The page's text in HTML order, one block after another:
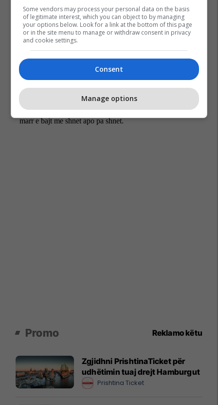
Promo Reklamo këtu
Zgjidhni PrishtinaTicket për
udhëtimin tuaj drejt Hamburgut
Prishtina Ticket
Some vendors may process your personal data on the basis
of legitimate interest, which you can object to by managing
your options below. Look for a link at the bottom of this page
or in the site menu to manage or withdraw consent in privacy
and cookie settings.
Consent
Manage options